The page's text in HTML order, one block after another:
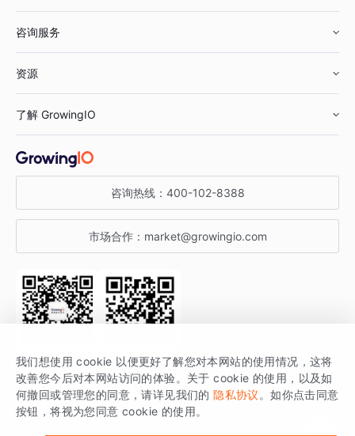
鞋服行业
汽车行业
金融行业
智能运营
获客分析
咨询服务
资源
增长公开课
增长博客
开发者文档
SDK 文档
场景指南
了解 GrowingIO
关于 GrowingIO
增长大会
行业活动
咨询热线： 400-102-8388
市场合作： market@growingio.com
关注公众号 获取更多干货
GrowingIO 是专注于数据智能分析与增长的品牌，核心平台为 GrowingIO
分析云。
我们想使用 cookie 以便更好了解您对本网站的使用情况，这将
改善您今后对本网站访问的体验。关于 cookie 的使用，以及如
何撤回或管理您的同意，请详见我们的 隐私协议 。如你点击同意
按钮，将视为您同意 cookie 的使用。